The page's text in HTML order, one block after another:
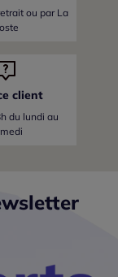
ou par La
client
du lundi au